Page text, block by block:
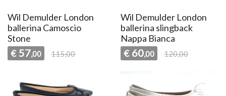
Wil Demulder London
ballerina Camoscio
Stone
€ 57,00 115,00
Wil Demulder London
ballerina slingback
Nappa Bianca
€ 60,00 120,00